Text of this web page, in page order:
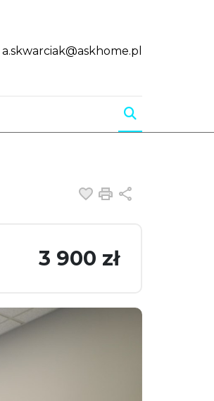
a.skwarciak@askhome.pl
Dodaj do
Drukuj
3 900 zł